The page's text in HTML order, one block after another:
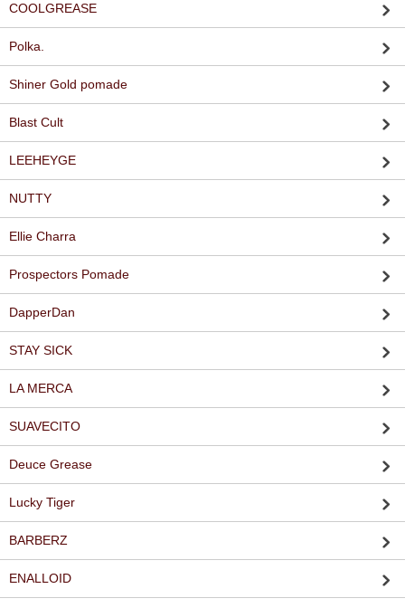
COOLGREASE
Polka.
Shiner Gold pomade
Blast Cult
LEEHEYGE
NUTTY
Ellie Charra
Prospectors Pomade
DapperDan
STAY SICK
LA MERCA
SUAVECITO
Deuce Grease
Lucky Tiger
BARBERZ
ENALLOID